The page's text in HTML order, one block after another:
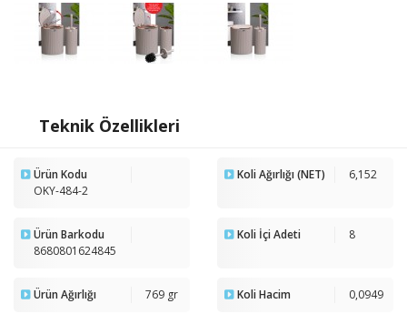
Teknik Özellikleri
Ürün Kodu
OKY-484-2
Koli Ağırlığı (NET) 6,152
Ürün Barkodu
8680801624845
Koli İçi Adeti 8
Ürün Ağırlığı 769 gr Koli Hacim 0,0949